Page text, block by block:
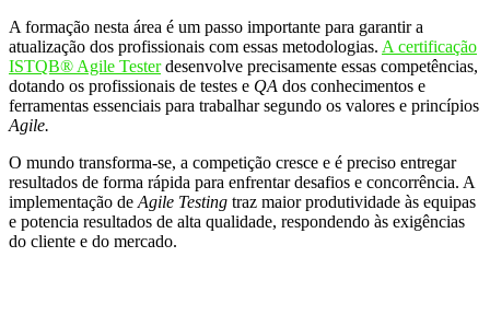
A formação nesta área é um passo importante para garantir a
atualização dos profissionais com essas metodologias. A certificação
ISTQB® Agile Testerdesenvolve precisamente essas competências,
dotando os profissionais de testes e QA dos conhecimentos e
ferramentas essenciais para trabalhar segundo os valores e princípios
Agile.
O mundo transforma-se, a competição cresce e é preciso entregar
resultados de forma rápida para enfrentar desafios e concorrência. A
implementação de Agile Testing traz maior produtividade às equipas
e potencia resultados de alta qualidade, respondendo às exigências
do cliente e do mercado.